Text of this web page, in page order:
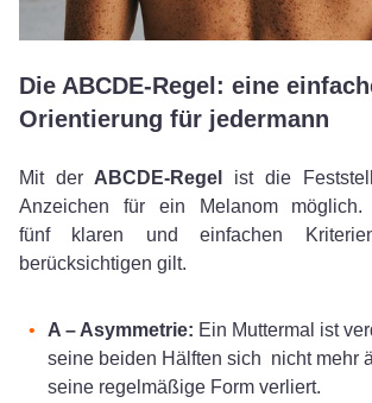
Die ABCDE-Regel: eine
Orientierung für jedermann
Mit der ABCDE-Regel
ist die
Anzeichen für ein Melanom
fünf klaren und einfachen
berücksichtigen gilt.
A – Asymmetrie: Ein Muttermal ist
seine beiden Hälften sich nicht mehr
seine regelmäßige Form verliert.